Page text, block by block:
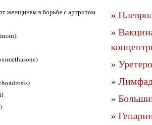
женщинам в борьбе с артритом
»
»
»
»
»
»